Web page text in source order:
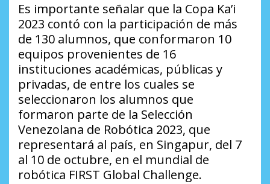
Es importante señalar que la Copa Ka’i
2023 contó con la participación de más
de 130 alumnos, que conformaron 10
equipos provenientes de 16
instituciones académicas, públicas y
privadas, de entre los cuales se
seleccionaron los alumnos que
formaron parte de la Selección
Venezolana de Robótica 2023, que
representará al país, en Singapur, del 7
al 10 de octubre, en el mundial de
robótica FIRST Global Challenge.